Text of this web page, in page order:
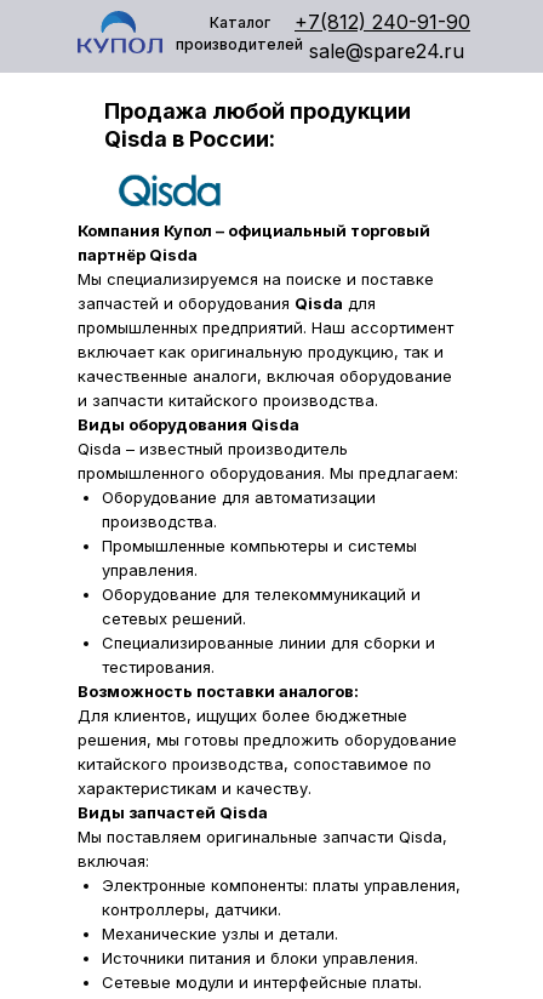
Каталог
производителей sale@spare24.ru
+7(812) 240-91-90
Продажа любой продукции
Qisda в России:
Компания Купол – официальный торговый
партнёр Qisda
Мы специализируемся на поиске и поставке
запчастей и оборудования Qisda для
промышленных предприятий. Наш ассортимент
включает как оригинальную продукцию, так и
качественные аналоги, включая оборудование
и запчасти китайского производства.
Виды оборудования Qisda
Qisda – известный производитель
промышленного оборудования. Мы предлагаем:
Оборудование для автоматизации
производства.
Промышленные компьютеры и системы
управления.
Оборудование для телекоммуникаций и
сетевых решений.
Специализированные линии для сборки и
тестирования.
Возможность поставки аналогов:
Для клиентов, ищущих более бюджетные
решения, мы готовы предложить оборудование
китайского производства, сопоставимое по
характеристикам и качеству.
Виды запчастей Qisda
Мы поставляем оригинальные запчасти Qisda,
включая:
Электронные компоненты: платы управления,
контроллеры, датчики.
Механические узлы и детали.
Источники питания и блоки управления.
Сетевые модули и интерфейсные платы.